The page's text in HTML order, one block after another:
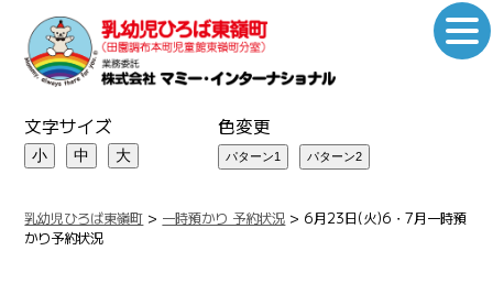
文字サイズ
小 中 大
色変更
乳幼児ひろば東嶺町 > 一時預かり 予約状況 > 6月23日(火)6・7月一時預
かり予約状況